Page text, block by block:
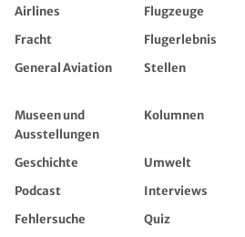
Airlines Flugzeuge
Fracht
Flugerlebnis
General Aviation
Stellen
Museen und
Ausstellungen
Kolumnen
Geschichte Umwelt
Podcast
Interviews
Fehlersuche
Quiz